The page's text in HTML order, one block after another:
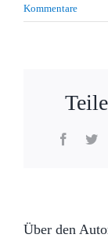
Kommentare
Über den